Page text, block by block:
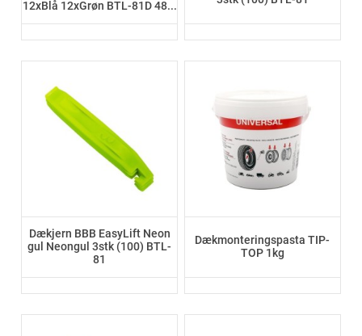
12xBlå 12xGrøn BTL-81D 48...
Dækjern BBB EasyLift Neon
gul Neongul 3stk (100) BTL-
81
Dækmonteringspasta TIP-
TOP 1kg